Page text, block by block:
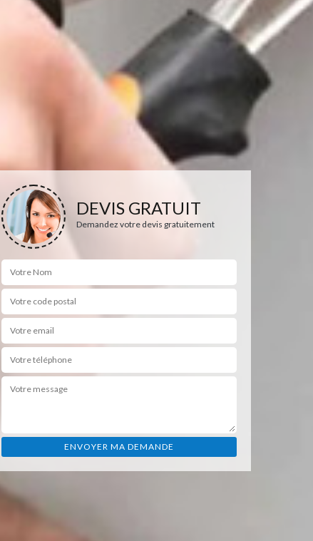
DEVIS GRATUIT
Demandez votre devis gratuitement